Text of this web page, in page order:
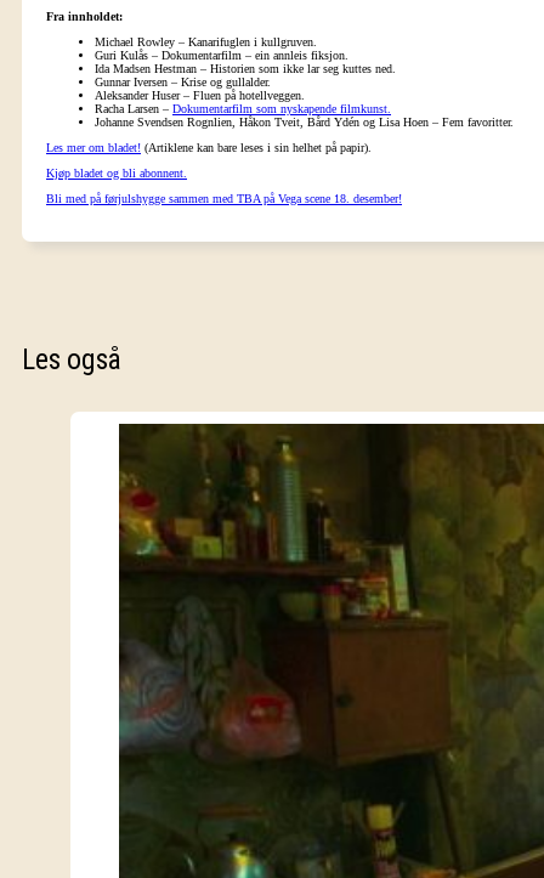
Fra innholdet:
Michael Rowley – Kanarifuglen i kullgruven.
Guri Kulås – Dokumentarfilm – ein annleis fiksjon.
Ida Madsen Hestman – Historien som ikke lar seg kuttes ned.
Gunnar Iversen – Krise og gullalder.
Aleksander Huser – Fluen på hotellveggen.
Racha Larsen – Dokumentarfilm som nyskapende filmkunst.
Johanne Svendsen Rognlien, Håkon Tveit, Bård Ydén og Lisa Hoen – Fem favoritter.
Les mer om bladet! (Artiklene kan bare leses i sin helhet på papir).
Kjøp bladet og bli abonnent.
Bli med på førjulshygge sammen med TBA på Vega scene 18. desember!
Les også